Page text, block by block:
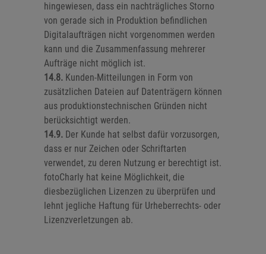
hingewiesen, dass ein nachträgliches Storno
von gerade sich in Produktion befindlichen
Digitalaufträgen nicht vorgenommen werden
kann und die Zusammenfassung mehrerer
Aufträge nicht möglich ist.
14.8. Kunden-Mitteilungen in Form von
zusätzlichen Dateien auf Datenträgern können
aus produktionstechnischen Gründen nicht
berücksichtigt werden.
14.9. Der Kunde hat selbst dafür vorzusorgen,
dass er nur Zeichen oder Schriftarten
verwendet, zu deren Nutzung er berechtigt ist.
fotoCharly hat keine Möglichkeit, die
diesbezüglichen Lizenzen zu überprüfen und
lehnt jegliche Haftung für Urheberrechts- oder
Lizenzverletzungen ab.